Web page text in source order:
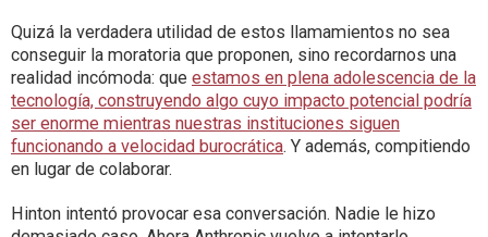
Quizá la verdadera utilidad de estos llamamientos no sea
conseguir la moratoria que proponen, sino recordarnos una
realidad incómoda: que estamos en plena adolescencia de la
tecnología, construyendo algo cuyo impacto potencial podría
ser enorme mientras nuestras instituciones siguen
funcionando a velocidad burocrática. Y además, compitiendo
en lugar de colaborar.
Hinton intentó provocar esa conversación. Nadie le hizo